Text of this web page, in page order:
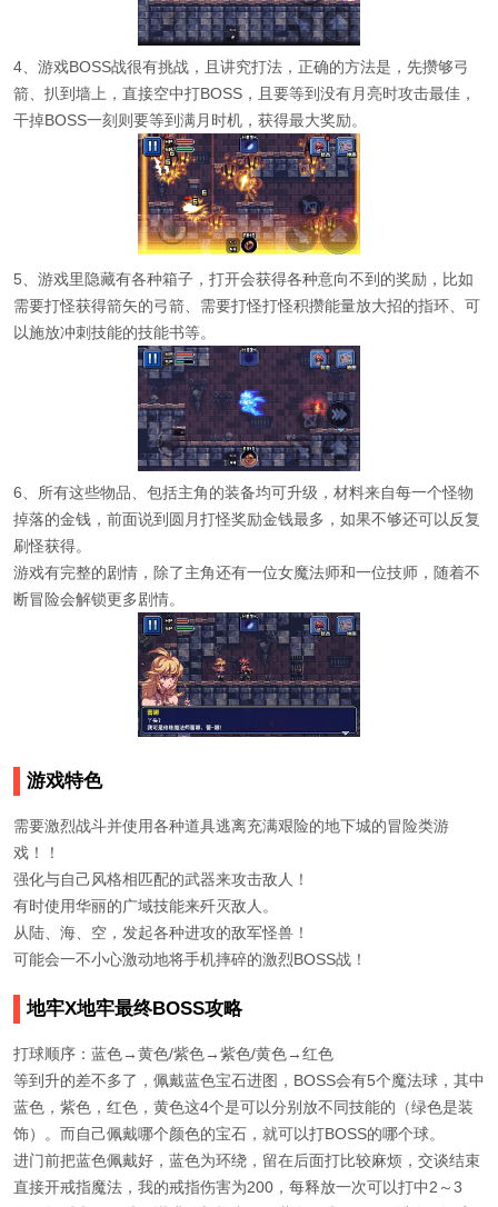
4、游戏BOSS战很有挑战，且讲究打法，正确的方法是，先攒够弓
箭、扒到墙上，直接空中打BOSS，且要等到没有月亮时攻击最佳，
干掉BOSS一刻则要等到满月时机，获得最大奖励。
5、游戏里隐藏有各种箱子，打开会获得各种意向不到的奖励，比如
需要打怪获得箭矢的弓箭、需要打怪打怪积攒能量放大招的指环、可
以施放冲刺技能的技能书等。
6、所有这些物品、包括主角的装备均可升级，材料来自每一个怪物
掉落的金钱，前面说到圆月打怪奖励金钱最多，如果不够还可以反复
刷怪获得。
游戏有完整的剧情，除了主角还有一位女魔法师和一位技师，随着不
断冒险会解锁更多剧情。
游戏特色
需要激烈战斗并使用各种道具逃离充满艰险的地下城的冒险类游
戏！！
强化与自己风格相匹配的武器来攻击敌人！
有时使用华丽的广域技能来歼灭敌人。
从陆、海、空，发起各种进攻的敌军怪兽！
可能会一不小心激动地将手机摔碎的激烈BOSS战！
地牢X地牢最终BOSS攻略
打球顺序：蓝色→黄色/紫色→紫色/黄色→红色
等到升的差不多了，佩戴蓝色宝石进图，BOSS会有5个魔法球，其中
蓝色，紫色，红色，黄色这4个是可以分别放不同技能的（绿色是装
饰）。而自己佩戴哪个颜色的宝石，就可以打BOSS的哪个球。
进门前把蓝色佩戴好，蓝色为环绕，留在后面打比较麻烦，交谈结束
直接开戒指魔法，我的戒指伤害为200，每释放一次可以打中2～3